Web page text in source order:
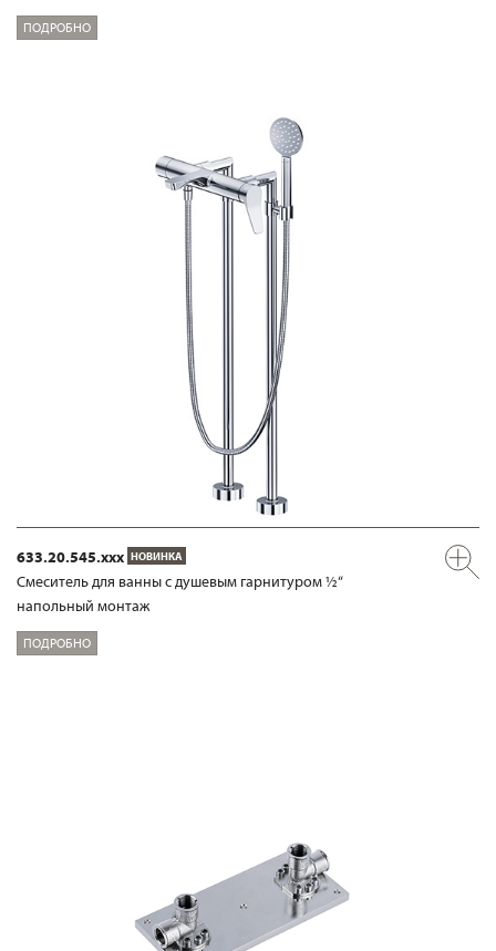
ПОДРОБНО
633.20.545.xxx НОВИНКА
Смеситель для ванны с душевым гарнитуром ½“
напольный монтаж
ПОДРОБНО